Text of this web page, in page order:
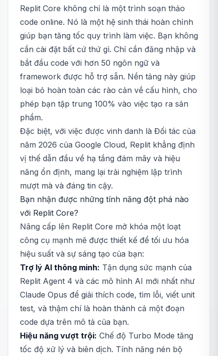
Replit Core không chỉ là một trình soạn thảo
code online. Nó là một hệ sinh thái hoàn chỉnh
giúp bạn tăng tốc quy trình làm việc. Bạn không
cần cài đặt bất cứ thứ gì. Chỉ cần đăng nhập và
bắt đầu code với hơn 50 ngôn ngữ và
framework được hỗ trợ sẵn. Nền tảng này giúp
loại bỏ hoàn toàn các rào cản về cấu hình, cho
phép bạn tập trung 100% vào việc tạo ra sản
phẩm.
Đặc biệt, với việc được vinh danh là Đối tác của
năm 2026 của Google Cloud, Replit khẳng định
vị thế dẫn đầu về hạ tầng đám mây và hiệu
năng ổn định, mang lại trải nghiệm lập trình
mượt mà và đáng tin cậy.
Bạn nhận được những tính năng đột phá nào
với Replit Core?
Nâng cấp lên Replit Core mở khóa một loạt
công cụ mạnh mẽ được thiết kế để tối ưu hóa
hiệu suất và sự sáng tạo của bạn:
Trợ lý AI thông minh: Tận dụng sức mạnh của
Replit Agent 4 và các mô hình AI mới nhất như
Claude Opus để giải thích code, tìm lỗi, viết unit
test, và thậm chí là hoàn thành cả một đoạn
code dựa trên mô tả của bạn.
Hiệu năng vượt trội: Chế độ Turbo Mode tăng
tốc độ xử lý và biên dịch. Tính năng nén bộ